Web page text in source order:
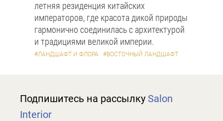
летняя резиденция китайских
императоров, где красота дикой природы
гармонично соединилась с архитектурой
и традициями великой империи.
#ЛАНДШАФТ И ФЛОРА #ВОСТОЧНЫЙ ЛАНДШАФТ
Подпишитесь на рассылку Salon
Interior